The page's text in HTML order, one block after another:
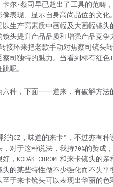
卡尔•蔡司早已超出了工具的范畴
像表现、显示自身高尚品位的文
生产高素质中画幅及大画幅镜头
镜头提升产品品质和增强产品竞
接环来把老款手动对焦蔡司镜头
司独特的魅力。当看到标有红
呢。
六种，下面一一道来，有破解方法
的CZ，味道的来卡”，不过亦有
对于这种说法，我持70%的赞成
，KODAK CHROME和来卡镜头的
头的某些特性做不少强化而不失
至于来卡镜头可以表现出华丽的